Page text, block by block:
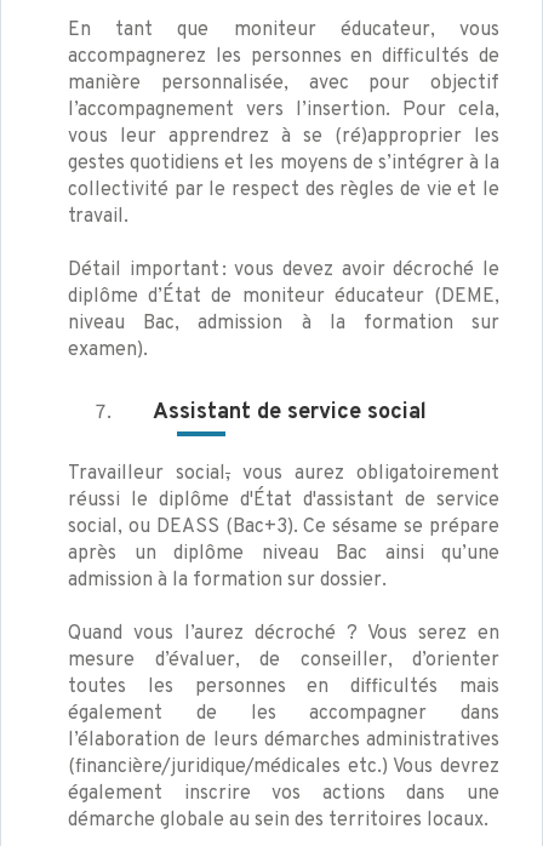
En tant que moniteur éducateur, vous
accompagnerez les personnes en difficultés de
manière personnalisée, avec pour objectif
l’accompagnement vers l’insertion. Pour cela,
vous leur apprendrez à se (ré)approprier les
gestes quotidiens et les moyens de s’intégrer à la
collectivité par le respect des règles de vie et le
travail.
Détail important : vous devez avoir décroché le
diplôme d’État de moniteur éducateur (DEME,
niveau Bac, admission à la formation sur
examen).
Assistant de service social
Travailleur social, vous aurez obligatoirement
réussi le diplôme d'État d'assistant de service
social, ou DEASS (Bac+3). Ce sésame se prépare
après un diplôme niveau Bac ainsi qu’une
admission à la formation sur dossier.
Quand vous l’aurez décroché ? Vous serez en
mesure d’évaluer, de conseiller, d’orienter
toutes les personnes en difficultés mais
également de les accompagner dans
l’élaboration de leurs démarches administratives
(financière/juridique/médicales etc.) Vous devrez
également inscrire vos actions dans une
démarche globale au sein des territoires locaux.